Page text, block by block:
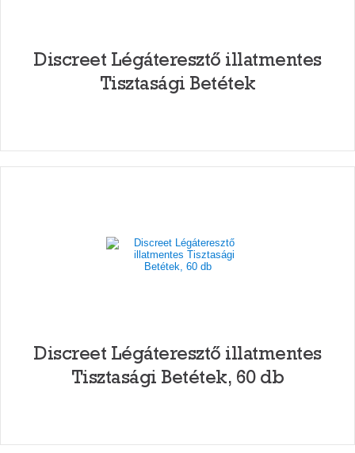
Discreet Légáteresztő illatmentes
Tisztasági Betétek
Discreet Légáteresztő illatmentes
Tisztasági Betétek, 60 db